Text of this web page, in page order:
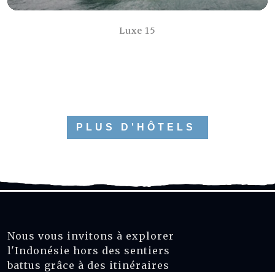
Luxe 15
PLUS D'HÔTELS
Nous vous invitons à explorer
l'Indonésie hors des sentiers
battus grâce à des itinéraires